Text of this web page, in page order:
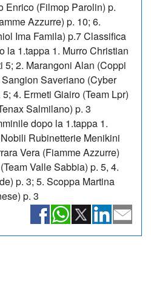
Enrico (Filmop Parolin) p.
Azzurre) p. 10; 6.
Ima Famila) p.7 Classifica
la 1.tappa 1. Murro Christian
5; 2. Marangoni Alan (Coppi
Saveriano (Cyber
4. Ermeti Giairo (Team Lpr)
Salmilano) p. 3
dopo la 1.tappa 1.
Rubinetterie Menikini
Vera (Fiamme Azzurre)
Valle Sabbia) p. 5, 4.
p. 3; 5. Scoppa Martina
p. 3